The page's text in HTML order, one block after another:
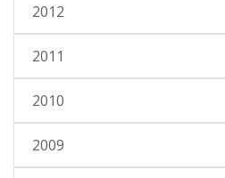
2012
2011
2010
2009